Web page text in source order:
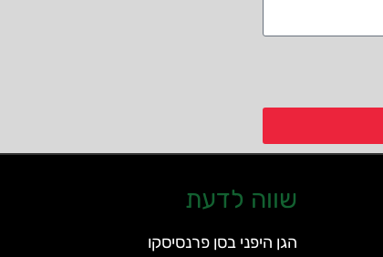
שווה לדעת
הגן היפני בסן פרנסיסקו